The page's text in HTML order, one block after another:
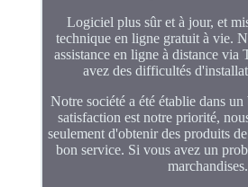
Logiciel plus sûr et à jour, et
technique en ligne gratuit à vie.
assistance en ligne à distance via
avez des difficultés
Notre société a été établie dans
satisfaction est notre priorité,
seulement d'obtenir des produits
bon service. Si vous avez un
marchandises.